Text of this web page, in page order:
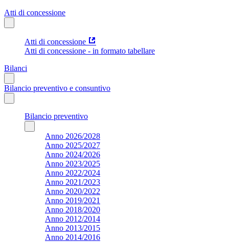
Atti di concessione
Atti di concessione
Atti di concessione - in formato tabellare
Bilanci
Bilancio preventivo e consuntivo
Bilancio preventivo
Anno 2026/2028
Anno 2025/2027
Anno 2024/2026
Anno 2023/2025
Anno 2022/2024
Anno 2021/2023
Anno 2020/2022
Anno 2019/2021
Anno 2018/2020
Anno 2012/2014
Anno 2013/2015
Anno 2014/2016